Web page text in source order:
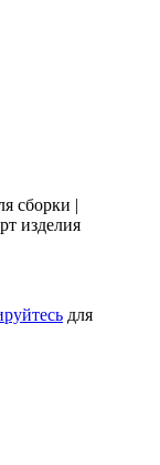
сборки |
изделия
для